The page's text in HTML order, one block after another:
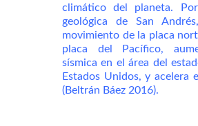
climático del planeta.
geológica de San
movimiento de la placa
placa del Pacífico,
sísmica en el área del
Estados Unidos, y acelera
(Beltrán Báez 2016).